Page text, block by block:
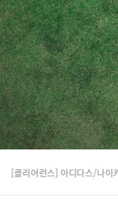
[클리어런스] 아디다스/나이